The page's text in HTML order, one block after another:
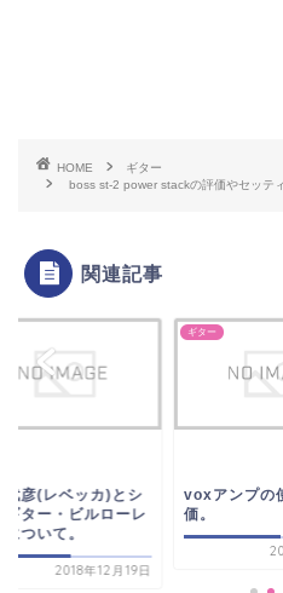
HOME
ギター
boss st-2 power stackの評価やセッテ
関連記事
武彦(レベッカ)とシ
ギター・ビルローレ
ついて。
2018年12月19日
ギター
voxアンプの
価。